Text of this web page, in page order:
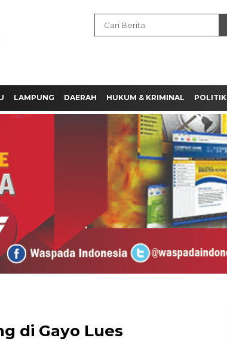
LAMPUNG DAERAH HUKUM & KRIMINAL POLITIK
di Gayo Lues